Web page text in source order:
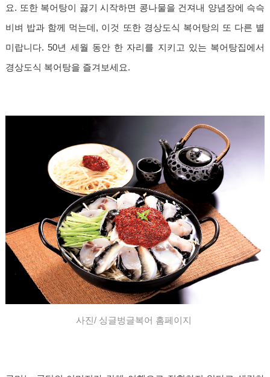
요. 또한 복어탕이 끓기 시작하면 콩나물을 건져내 양념장에 슥슥
비벼 밥과 함께 먹는데, 이것 또한 경상도식 복어탕의 또 다른 별
미랍니다. 50년 세월 동안 한 자리를 지키고 있는 복어탕집에서
경상도식 복어탕을 즐겨보세요.
사진/ 싱글벙글복어 홈페이지